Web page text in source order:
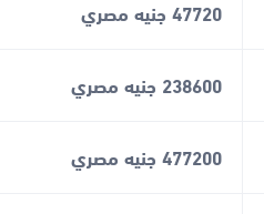
47720 جنيه مصري
238600 جنيه مصري
477200 جنيه مصري